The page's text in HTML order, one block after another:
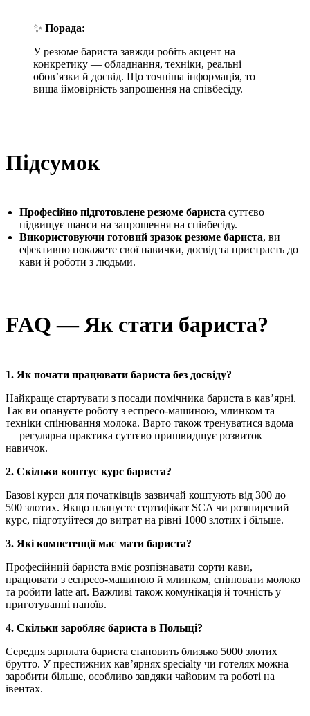
✨ Порада:
У резюме бариста завжди робіть акцент на
конкретику — обладнання, техніки, реальні
обов’язки й досвід. Що точніша інформація, то
вища ймовірність запрошення на співбесіду.
Підсумок
Професійно підготовлене резюме бариста суттєво
підвищує шанси на запрошення на співбесіду.
Використовуючи готовий зразок резюме бариста, ви
ефективно покажете свої навички, досвід та пристрасть до
кави й роботи з людьми.
FAQ — Як стати бариста?
1. Як почати працювати бариста без досвіду?
Найкраще стартувати з посади помічника бариста в кав’ярні.
Так ви опануєте роботу з еспресо-машиною, млинком та
техніки спінювання молока. Варто також тренуватися вдома
— регулярна практика суттєво пришвидшує розвиток
навичок.
2. Скільки коштує курс бариста?
Базові курси для початківців зазвичай коштують від 300 до
500 злотих. Якщо плануєте сертифікат SCA чи розширений
курс, підготуйтеся до витрат на рівні 1000 злотих і більше.
3. Які компетенції має мати бариста?
Професійний бариста вміє розпізнавати сорти кави,
працювати з еспресо-машиною й млинком, спінювати молоко
та робити latte art. Важливі також комунікація й точність у
приготуванні напоїв.
4. Скільки заробляє бариста в Польщі?
Середня зарплата бариста становить близько 5000 злотих
брутто. У престижних кав’ярнях specialty чи готелях можна
заробити більше, особливо завдяки чайовим та роботі на
івентах.